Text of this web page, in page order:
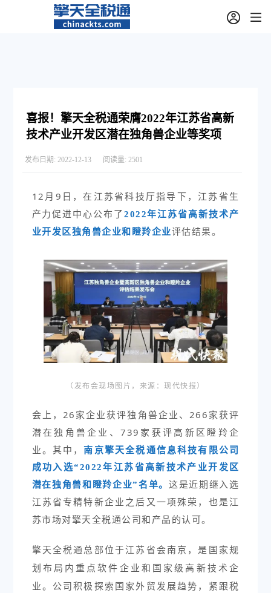
喜报！擎天全税通荣膺2022年江苏省高新
技术产业开发区潜在独角兽企业等奖项
发布日期: 2022-12-13 阅读量: 2501
12月9日，在江苏省科技厅指导下，江苏省生
产力促进中心公布了 2022年江苏省高新技术产
业开发区独角兽企业和瞪羚企业评估结果。
（发布会现场图片，来源：现代快报 ）
会上，26家企业获评独角兽企业、266家获评
潜在独角兽企业、739家获评高新区瞪羚企
业。其中，南京擎天全税通信息科技有限公司
成功入选“2022年江苏省高新技术产业开发区
潜在独角兽和瞪羚企业”名单。 这是近期继入选
江苏省专精特新企业之后又一项殊荣，也是江
苏市场对擎天全税通公司和产品的认可。
擎天全税通总部位于江苏省会南京，是国家规
划布局内重点软件企业和国家级高新技术企
业。公司积极探索国家外贸发展趋势，紧跟税